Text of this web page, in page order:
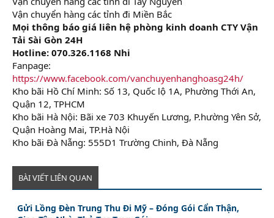
Vận chuyển hàng các tỉnh đi Miền Bắc
Mọi thông báo giá liên hệ phòng kinh doanh CTY Vận
Tải Sài Gòn 24H
Hotline: 070.326.1168 Nhi
Fanpage:
https://www.facebook.com/vanchuyenhanghoasg24h/
Kho bãi Hồ Chí Minh: Số 13, Quốc lộ 1A, Phường Thới An,
Quận 12, TPHCM
Kho bãi Hà Nội: Bãi xe 703 Khuyến Lương, P.hường Yên Sở,
Quận Hoàng Mai, TP.Hà Nội
Kho bãi Đà Nẵng: 555D1 Trường Chinh, Đà Nẵng
BÀI VIẾT LIÊN QUAN
Gửi Lồng Đèn Trung Thu Đi Mỹ – Đóng Gói Cẩn Thận,